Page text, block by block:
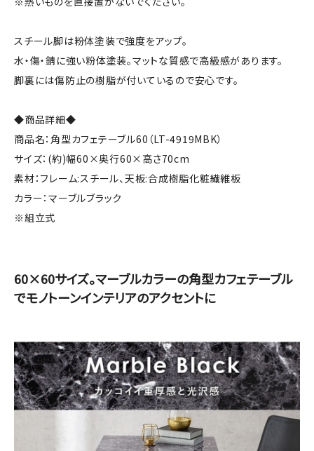
スチール脚は粉体塗装で強度をアップ。
水・傷・錆に強い粉体塗装。マットな質感で高級感があります。
脚裏には傷防止の樹脂が付いているので安心です。
◆商品詳細◆
商品名：角型カフェテーブル60（LT-4919MBK）
サイズ：(約)幅60×奥行60×高さ70cm
素材：フレーム:スチール、天板:合成樹脂化粧繊維板
カラー：マーブルブラック
※組立式
60×60サイズ。マーブルカラーの角型カフェテーブル
でモノトーンインテリアのアクセントに